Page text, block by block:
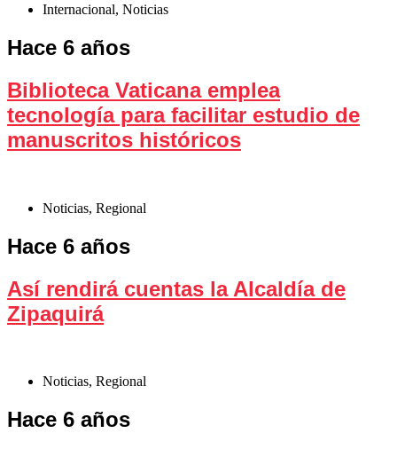
Internacional, Noticias
Hace 6 años
Biblioteca Vaticana emplea
tecnología para facilitar estudio de
manuscritos históricos
Noticias, Regional
Hace 6 años
Así rendirá cuentas la Alcaldía de
Zipaquirá
Noticias, Regional
Hace 6 años